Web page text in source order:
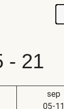
- 21
sep
05-11